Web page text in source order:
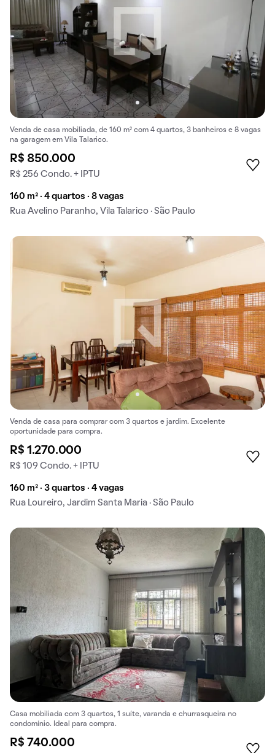
Venda de casa mobiliada, de 160 m² com 4 quartos, 3 banheiros e 8 vagas
na garagem em Vila Talarico.
R$ 850.000
R$ 256 Condo. + IPTU
160 m² · 4 quartos · 8 vagas
Rua Avelino Paranho, Vila Talarico · São Paulo
Venda de casa para comprar com 3 quartos e jardim. Excelente
oportunidade para compra.
R$ 1.270.000
R$ 109 Condo. + IPTU
160 m² · 3 quartos · 4 vagas
Rua Loureiro, Jardim Santa Maria · São Paulo
Casa mobiliada com 3 quartos, 1 suíte, varanda e churrasqueira no
condomínio. Ideal para compra.
R$ 740.000